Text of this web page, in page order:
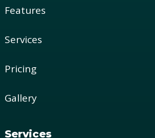
Features
Services
Pricing
Gallery
Services